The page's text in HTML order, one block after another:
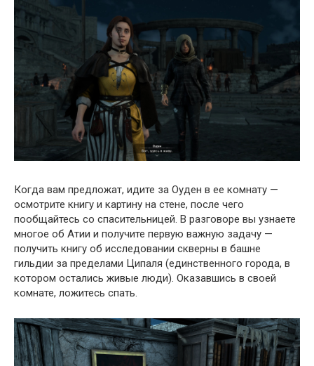
Когда вам предложат, идите за Оуден в ее комнату —
осмотрите книгу и картину на стене, после чего
пообщайтесь со спасительницей. В разговоре вы узнаете
многое об Атии и получите первую важную задачу —
получить книгу об исследовании скверны в башне
гильдии за пределами Ципаля (единственного города, в
котором остались живые люди). Оказавшись в своей
комнате, ложитесь спать.